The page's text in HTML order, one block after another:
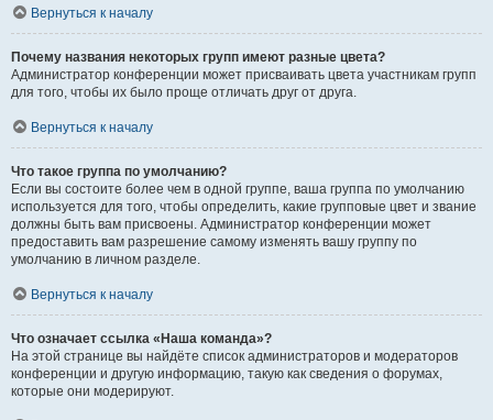
Вернуться к началу
Почему названия некоторых групп имеют разные цвета?
Администратор конференции может присваивать цвета участникам групп
для того, чтобы их было проще отличать друг от друга.
Вернуться к началу
Что такое группа по умолчанию?
Если вы состоите более чем в одной группе, ваша группа по умолчанию
используется для того, чтобы определить, какие групповые цвет и звание
должны быть вам присвоены. Администратор конференции может
предоставить вам разрешение самому изменять вашу группу по
умолчанию в личном разделе.
Вернуться к началу
Что означает ссылка «Наша команда»?
На этой странице вы найдёте список администраторов и модераторов
конференции и другую информацию, такую как сведения о форумах,
которые они модерируют.